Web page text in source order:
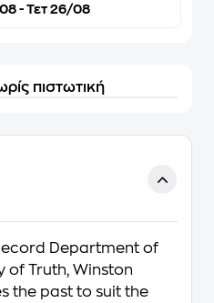
- Τετ 26/08
πιστωτική
Department of
of Truth, Winston
the past to suit the